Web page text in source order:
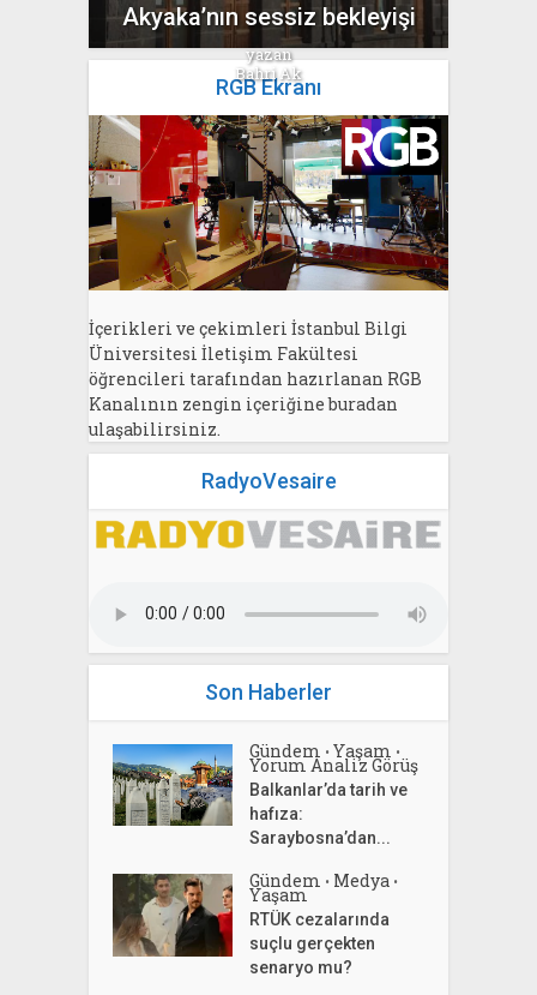
Akyaka’nın sessiz bekleyişi
yazan
Bahri Ak
RGB Ekranı
İçerikleri ve çekimleri İstanbul Bilgi
Üniversitesi İletişim Fakültesi
öğrencileri tarafından hazırlanan RGB
Kanalının zengin içeriğine buradan
ulaşabilirsiniz.
RadyoVesaire
Son Haberler
Gündem • Yaşam •
Yorum Analiz Görüş
Balkanlar’da tarih ve
hafıza:
Saraybosna’dan...
Gündem • Medya •
Yaşam
RTÜK cezalarında
suçlu gerçekten
senaryo mu?